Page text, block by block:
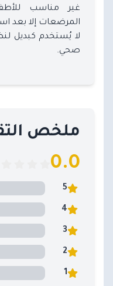
غير مناسب
المرضعات إلا بعد
لا يُستخدم كبديل
صحي.
ملخص
0.0
5
4
3
2
1